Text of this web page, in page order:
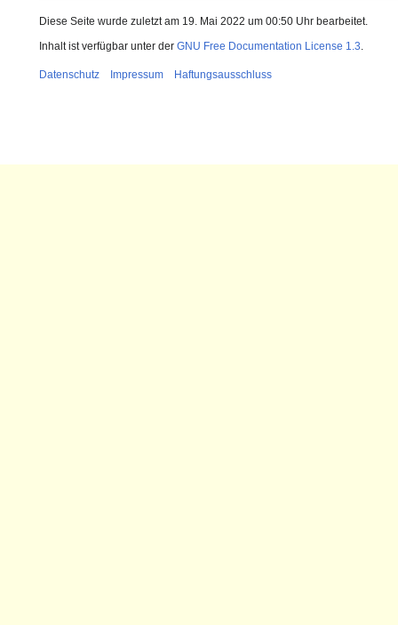
Diese Seite wurde zuletzt am 19. Mai 2022 um 00:50 Uhr bearbeitet.
Inhalt ist verfügbar unter der GNU Free Documentation License 1.3
Datenschutz Impressum Haftungsausschluss